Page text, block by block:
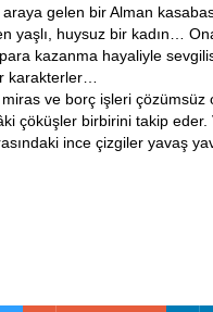
gelen bir Alman
yaşlı, huysuz bir kadın…
kazanma hayaliyle
karakterler…
ve borç işleri
çöküşler birbirini takip
ince çizgiler yavaş